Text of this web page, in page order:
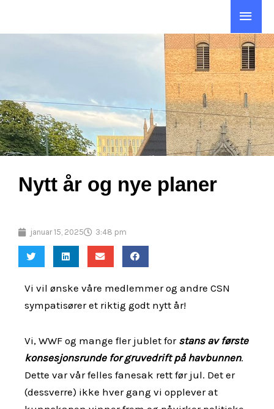
Nytt år og nye planer
januar 15, 2025 3:48 pm
Vi vil ønske våre medlemmer og andre CSN
sympatisører et riktig godt nytt år!
Vi, WWF og mange fler jublet for stans av første
konsesjonsrunde for gruvedrift på havbunnen.
Dette var vår felles fanesak rett før jul. Det er
(dessverre) ikke hver gang vi opplever at